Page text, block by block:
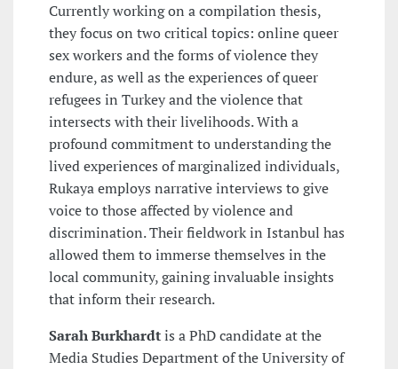
Currently working on a compilation thesis,
they focus on two critical topics: online queer
sex workers and the forms of violence they
endure, as well as the experiences of queer
refugees in Turkey and the violence that
intersects with their livelihoods. With a
profound commitment to understanding the
lived experiences of marginalized individuals,
Rukaya employs narrative interviews to give
voice to those affected by violence and
discrimination. Their fieldwork in Istanbul has
allowed them to immerse themselves in the
local community, gaining invaluable insights
that inform their research.
Sarah Burkhardtis a PhD candidate at the
Media Studies Department of the University of